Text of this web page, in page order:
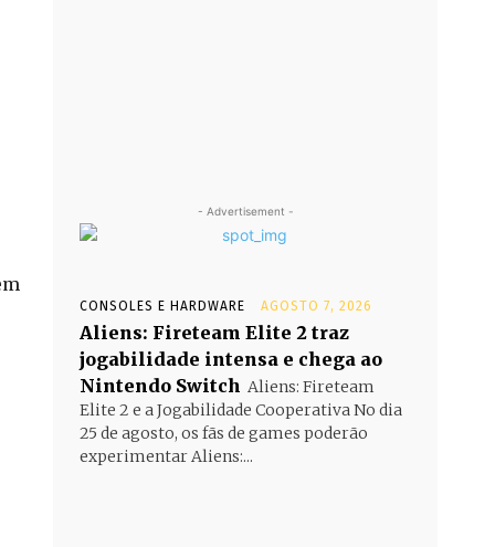
- Advertisement -
CONSOLES E HARDWARE AGOSTO 7, 2026
Aliens: Fireteam Elite 2 traz
jogabilidade intensa e chega ao
Nintendo Switch Aliens: Fireteam
Elite 2 e a Jogabilidade Cooperativa No dia
25 de agosto, os fãs de games poderão
experimentar Aliens:...